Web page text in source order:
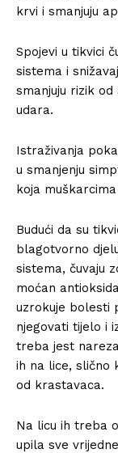
krvi i smanjuju
Spojevi u tikvici
sistema i
smanjuju rizik
udara.
Istraživanja
u smanjenju
koja
Budući da su
blagotvorno
sistema, čuvaju
moćan
uzrokuje bolesti
njegovati tijelo i
treba jest
ih na lice, slično
od krastavaca.
Na licu ih treba
upila sve